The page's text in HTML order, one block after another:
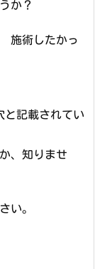
か？
施術したかっ
記載されてい
、知りませ
い。